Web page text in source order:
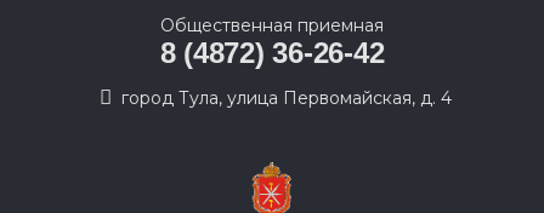
Общественная приемная
8 (4872) 36-26-42
город Тула, улица Первомайская, д. 4